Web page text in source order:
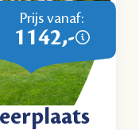
Prijs vanaf:
1142,-